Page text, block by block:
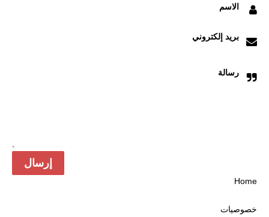
الاسم
بريد إلكتروني
رسالة
Home
خصوصیات